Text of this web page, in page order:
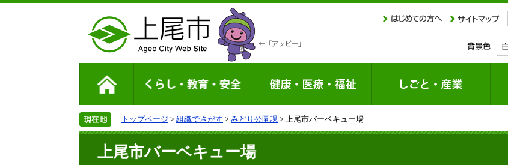
トップページ > 組織でさがす > みどり公園課 > 上尾市バーベキュー場
上尾市バーベキュー場